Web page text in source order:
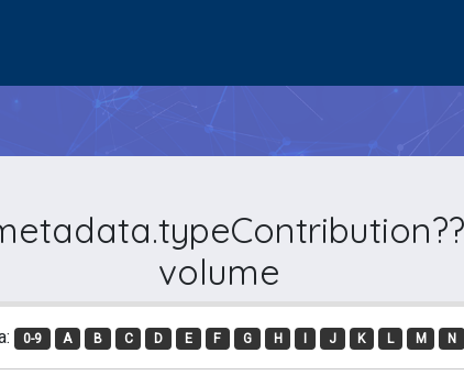
volume
0-9 A B C D E F G H I J K L M N